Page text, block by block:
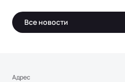
Все новости
Адрес